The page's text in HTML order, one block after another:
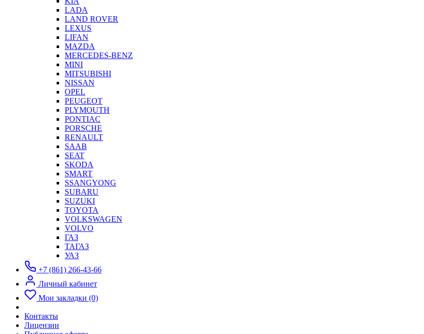
LADA
LAND ROVER
LEXUS
LIFAN
MAZDA
MERCEDES-BENZ
MINI
MITSUBISHI
NISSAN
OPEL
PEUGEOT
PLYMOUTH
PONTIAC
PORSCHE
RENAULT
SAAB
SEAT
SKODA
SMART
SSANGYONG
SUBARU
SUZUKI
TOYOTA
VOLKSWAGEN
VOLVO
ГАЗ
ТАГАЗ
УАЗ
+7 (861) 266-43-66
Личный кабинет
Мои закладки (0)
Контакты
Лицензии